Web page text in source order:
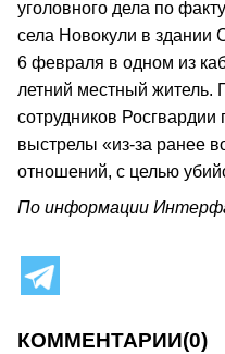
уголовного дела по
села Новокули в здании
6 февраля в одном из
летний местный житель.
сотрудников
выстрелы «из-за ранее
отношений, с целью
По информации
КОММЕНТАРИИ(0)